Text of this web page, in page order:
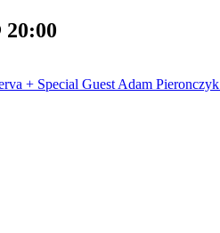
20:00
+ Special Guest Adam Pieronczyk